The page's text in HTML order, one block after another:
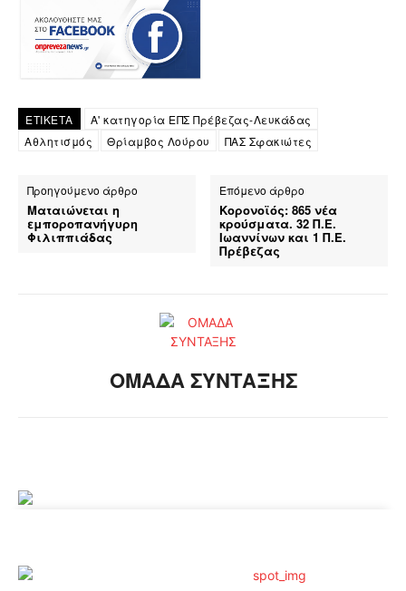
ΕΤΙΚΕΤΑ
Α' κατηγορία ΕΠΣ Πρέβεζας-Λευκάδας
Αθλητισμός
Θρίαμβος Λούρου ΠΑΣ Σφακιώτες
Προηγούμενο άρθρο
Ματαιώνεται η
εμποροπανήγυρη
Φιλιππιάδας
Επόμενο άρθρο
Κορονοϊός: 865 νέα
κρούσματα. 32 Π.Ε.
Ιωαννίνων και 1 Π.Ε.
Πρέβεζας
ΟΜΑΔΑ ΣΥΝΤΑΞΗΣ